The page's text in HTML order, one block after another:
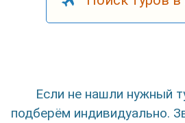
Если не нашли нужный
подберём индивидуально.